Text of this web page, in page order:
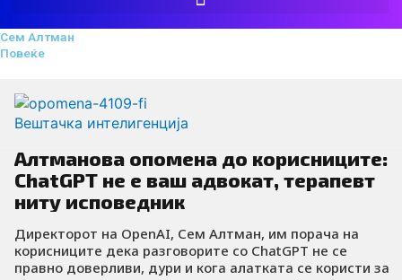
Сем Алтман
Повеќе
Вештачка интелигенција
Алтманова опомена до корисниците:
ChatGPT не е ваш адвокат, терапевт
ниту исповедник
Директорот на OpenAI, Сем Алтман, им порача на
корисниците дека разговорите со ChatGPT не се
правно доверливи, дури и кога алатката се користи за